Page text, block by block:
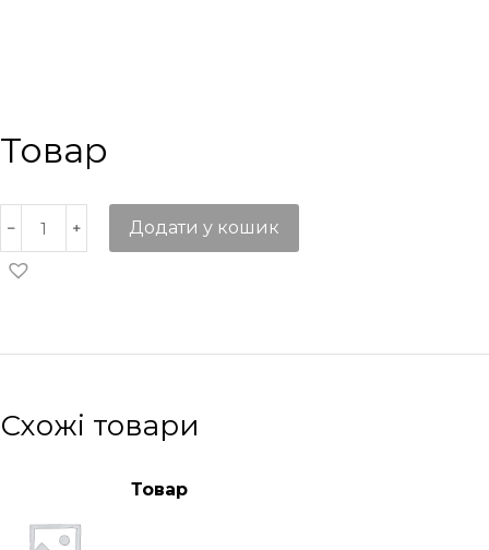
Товар
Додати у кошик
Схожі товари
Товар